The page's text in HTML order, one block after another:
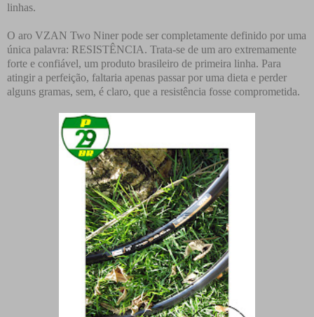
linhas.
O aro VZAN Two Niner pode ser completamente definido por uma
única palavra: RESISTÊNCIA. Trata-se de um aro extremamente
forte e confiável, um produto brasileiro de primeira linha. Para
atingir a perfeição, faltaria apenas passar por uma dieta e perder
alguns gramas, sem, é claro, que a resistência fosse comprometida.